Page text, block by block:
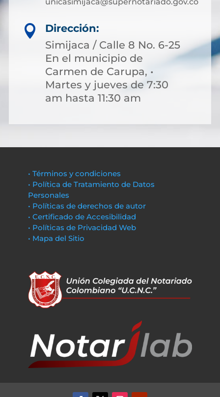

Dirección:
Simijaca / Calle 8 No. 6-25
En el municipio de
Carmen de Carupa, •
Martes y jueves de 7:30
am hasta 11:30 am
• Términos y condiciones
• Política de Tratamiento de Datos
Personales
• Políticas de derechos de autor
• Certificado de Accesibilidad
• Políticas de Privacidad Web
• Mapa del Sitio